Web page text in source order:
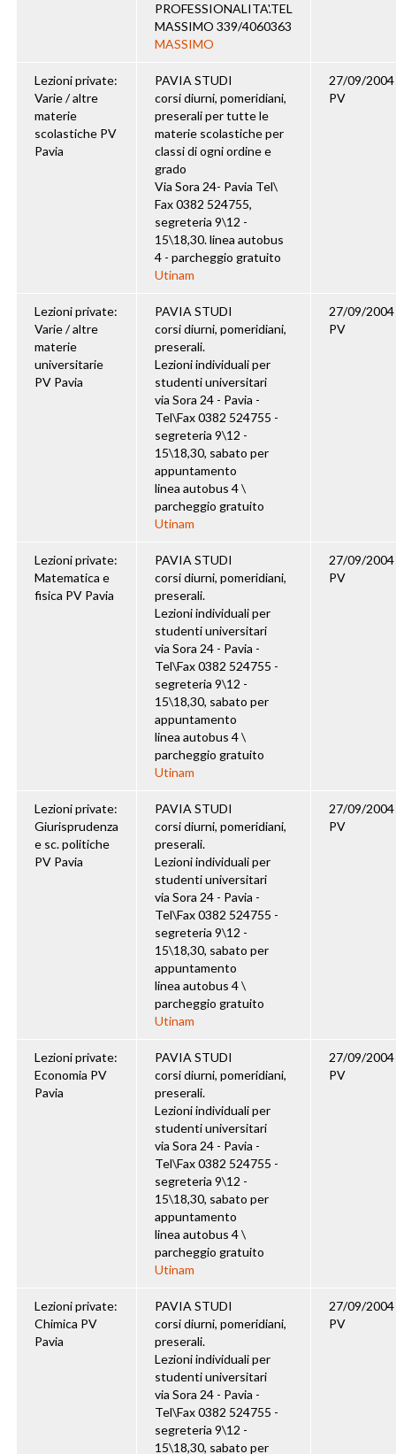
PROFESSIONALITA'.TEL
MASSIMO 339/4060363
MASSIMO
Lezioni private:
Varie / altre
materie
scolastiche PV
Pavia
PAVIA STUDI
corsi diurni, pomeridiani,
preserali per tutte le
materie scolastiche per
classi di ogni ordine e
grado
Via Sora 24- Pavia Tel\
Fax 0382 524755,
segreteria 9\12 -
15\18,30. linea autobus
4 - parcheggio gratuito
Utinam
27/09/2004
PV
Lezioni private:
Varie / altre
materie
universitarie
PV Pavia
PAVIA STUDI
corsi diurni, pomeridiani,
preserali.
Lezioni individuali per
studenti universitari
via Sora 24 - Pavia -
Tel\Fax 0382 524755 -
segreteria 9\12 -
15\18,30, sabato per
appuntamento
linea autobus 4 \
parcheggio gratuito
Utinam
27/09/2004
PV
Lezioni private:
Matematica e
fisica PV Pavia
PAVIA STUDI
corsi diurni, pomeridiani,
preserali.
Lezioni individuali per
studenti universitari
via Sora 24 - Pavia -
Tel\Fax 0382 524755 -
segreteria 9\12 -
15\18,30, sabato per
appuntamento
linea autobus 4 \
parcheggio gratuito
Utinam
27/09/2004
PV
Lezioni private:
Giurisprudenza
e sc. politiche
PV Pavia
PAVIA STUDI
corsi diurni, pomeridiani,
preserali.
Lezioni individuali per
studenti universitari
via Sora 24 - Pavia -
Tel\Fax 0382 524755 -
segreteria 9\12 -
15\18,30, sabato per
appuntamento
linea autobus 4 \
parcheggio gratuito
Utinam
27/09/2004
PV
Lezioni private:
Economia PV
Pavia
PAVIA STUDI
corsi diurni, pomeridiani,
preserali.
Lezioni individuali per
studenti universitari
via Sora 24 - Pavia -
Tel\Fax 0382 524755 -
segreteria 9\12 -
15\18,30, sabato per
appuntamento
linea autobus 4 \
parcheggio gratuito
Utinam
27/09/2004
PV
Lezioni private:
Chimica PV
Pavia
PAVIA STUDI
corsi diurni, pomeridiani,
preserali.
Lezioni individuali per
studenti universitari
via Sora 24 - Pavia -
Tel\Fax 0382 524755 -
segreteria 9\12 -
15\18,30, sabato per
27/09/2004
PV